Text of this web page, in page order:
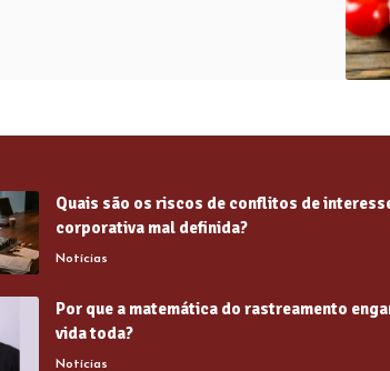
Quais são os riscos de conflitos de
corporativa mal definida?
Notícias
Por que a matemática do rastreamento
vida toda?
Notícias